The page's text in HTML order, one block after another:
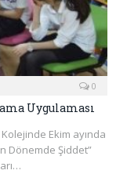
0
Uygulaması
Ekim ayında
Dönemde Şiddet”